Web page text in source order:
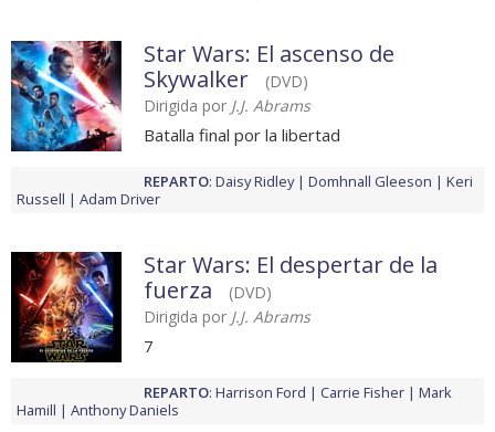
Star Wars: El ascenso de
Skywalker
(DVD)
Dirigida por J.J. Abrams
Batalla final por la libertad
REPARTO: Daisy Ridley Domhnall Gleeson
Keri
Russell
Adam Driver
Star Wars: El despertar de la
fuerza
(DVD)
Dirigida por J.J. Abrams
7
REPARTO: Harrison Ford Carrie Fisher
Mark
Hamill
Anthony Daniels